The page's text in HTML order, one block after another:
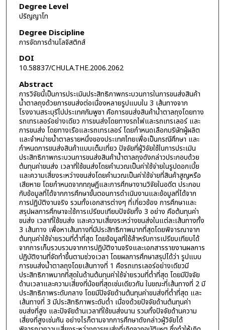
Degree Level
ปริญญาโท
Degree Discipline
การจัดการด้านโลจิสติกส์
DOI
10.58837/CHULA.THE.2006.2062
Abstract
การวิจัยนี้เป็นการประเมินประสิทธิภาพกระบวนการในการขนส่งสินค้า
น้ำตาลถุงด้วยการขนส่งต่อเนื่องหลายรูปแบบใน 3 เส้นทางจาก
โรงงานสระบุรีไปประเทศกัมพูชา คือการขนส่งสินค้าน้ำตาลถุงโดยทาง
รถเทรเลอร์อย่างเดียว การขนส่งโดยทางรถไฟและรถเทรเลอร์ และ
การขนส่ง โดยทางเรือและรถเทรเลอร์ โดยกำหนดเลือกบริษัทผู้ผลิต
และจำหน่ายน้ำตาลรายหนึ่งของประเทศไทยเพื่อเป็นกรณีศึกษา และ
กำหนดการขนส่งสินค้าแบบเต็มเที่ยว ปัจจัยที่ผู้วิจัยใช้ในการประเมิน
ประสิทธิภาพกระบวนการขนส่งสินค้าน้ำตาลถุงดังกล่าวประกอบด้วย
ต้นทุนค่าขนส่ง เวลาที่ใช้ขนส่งโดยคำนวณเป็นค่าใช้จ่ายในรูปดอกเบี้ย
และความเสี่ยงระหว่างขนส่งโดยคำนวณเป็นค่าใช้จ่ายที่สินค้าสูญหรือ
เสียหาย โดยกำหนดจากทฤษฎีและการศึกษางานวิจัยในอดีต ประกอบ
กับข้อมูลที่ได้จากการศึกษาขั้นตอนการดำเนินงานและข้อมูลที่ได้จาก
การปฏิบัติงานจริง รวมทั้งเอกสารต่างๆ ที่เกี่ยวข้อง การศึกษาและ
สรุปผลการศึกษาจะใช้การเปรียบเทียบปัจจัยทั้ง 3 อย่าง คือต้นทุนค่า
ขนส่ง เวลาที่ใช้ขนส่ง และความเสี่ยงระหว่างขนส่งในแต่ละเส้นทางทั้ง
3 เส้นทาง เพื่อหาเส้นทางที่มีประสิทธิภาพมากที่สุดโดยพิจารณาจาก
ต้นทุนค่าใช้จ่ายรวมที่ต่ำที่สุด โดยข้อมูลที่ใช้สำหรับการเปรียบเทียบได้
จากการเก็บรวบรวมจากการปฏิบัติงานจริงและเอกสารรายงานผลการ
ปฏิบัติงานที่จัดทำขึ้นตามช่วงเวลา โดยผลการศึกษาสรุปได้ว่า รูปแบบ
การขนส่งน้ำตาลถุงโดยเส้นทางที่ 1 คือรถเทรเลอร์อย่างเดียวมี
ประสิทธิภาพมากที่สุดในด้านต้นทุนค่าใช้จ่ายรวมที่ต่ำที่สุด โดยมีปัจจัย
ด้านเวลาและความเสี่ยงที่น้อยที่สุดเช่นเดียวกัน ในขณะที่เส้นทางที่ 2 มี
ประสิทธิภาพระดับกลาง โดยมีปัจจัยด้านต้นทุนค่าขนส่งที่ต่ำที่สุด และ
เส้นทางที่ 3 มีประสิทธิภาพระดับต่ำ เนื่องด้วยปัจจัยด้านต้นทุนค่า
ขนส่งที่สูง และปัจจัยด้านเวลาที่ใช้ขนส่งนาน รวมทั้งปัจจัยด้านความ
เสี่ยงที่สูงเช่นกัน อย่างไรก็ตามจากการศึกษาดังกล่าวผู้วิจัยได้